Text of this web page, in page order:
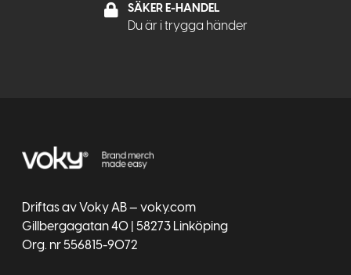
SÄKER E-HANDEL
Du är i trygga händer
Driftas av Voky AB — voky.com
Gillbergagatan 40 | 58273 Linköping
Org. nr 556815-9072